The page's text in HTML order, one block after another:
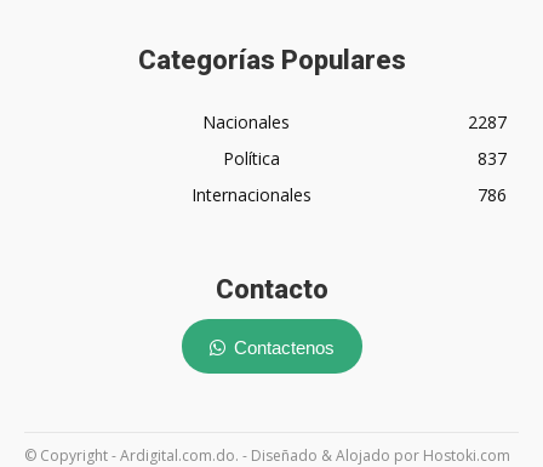
Categorías Populares
Nacionales
2287
Política
837
Internacionales
786
Contacto
Contactenos
© Copyright - Ardigital.com.do. - Diseñado & Alojado por Hostoki.com